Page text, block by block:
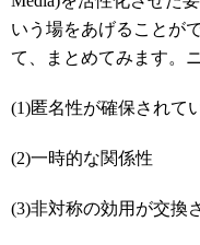
いう場をあげることが
て、まとめてみます。
(1)匿名性が確保されて
(2)一時的な関係性
(3)非対称の効用が交換